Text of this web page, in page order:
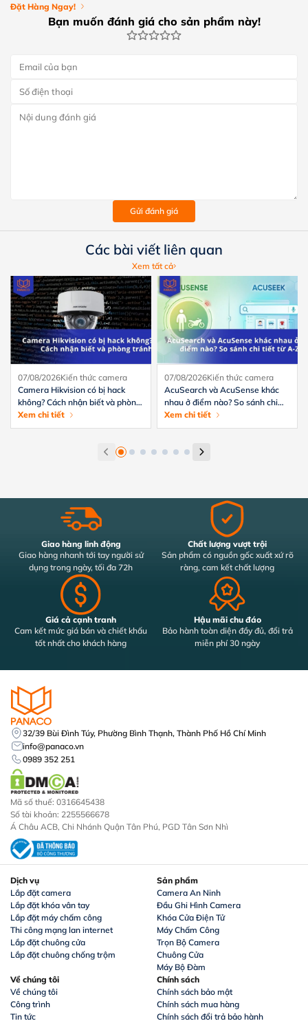
Đặt Hàng Ngay!
Bạn muốn đánh giá cho sản phẩm này!
Gửi đánh giá
Các bài viết liên quan
Xem tất cả
07/08/2026Kiến thức camera
Camera Hikvision có bị hack
không? Cách nhận biết và phòng
tránh hiệu quả
Xem chi tiết
07/08/2026Kiến thức camera
AcuSearch và AcuSense khác
nhau ở điểm nào? So sánh chi
tiết từ A-Z
Xem chi tiết
Giao hàng linh động
Giao hàng nhanh tới tay người sử
dụng trong ngày, tối đa 72h
Chất lượng vượt trội
Sản phẩm có nguồn gốc xuất xứ rõ
ràng, cam kết chất lượng
Giá cả cạnh tranh
Cam kết mức giá bán và chiết khấu
tốt nhất cho khách hàng
Hậu mãi chu đáo
Bảo hành toàn diện đầy đủ, đổi trả
miễn phí 30 ngày
Về chúng tôi
Về chúng tôi
Công trình
Tin tức
Dịch vụ
Lắp đặt camera
Lắp đặt khóa vân tay
Lắp đặt máy chấm công
Thi công mạng lan internet
Lắp đặt chuông cửa
Lắp đặt chuông chống trộm
Sản phẩm
Camera An Ninh
Đầu Ghi Hình Camera
Khóa Cửa Điện Tử
Máy Chấm Công
Trọn Bộ Camera
Chuông Cửa
Máy Bộ Đàm
Chính sách
Chính sách bảo mật
Chính sách mua hàng
Chính sách đổi trả bảo hành
32/39 Bùi Đình Túy, Phường Bình Thạnh, Thành Phố Hồ Chí Minh
info@panaco.vn
0989 352 251
Mã số thuế: 0316645438
Số tài khoản: 2255566678
Á Châu ACB, Chi Nhánh Quận Tân Phú, PGD Tân Sơn Nhì